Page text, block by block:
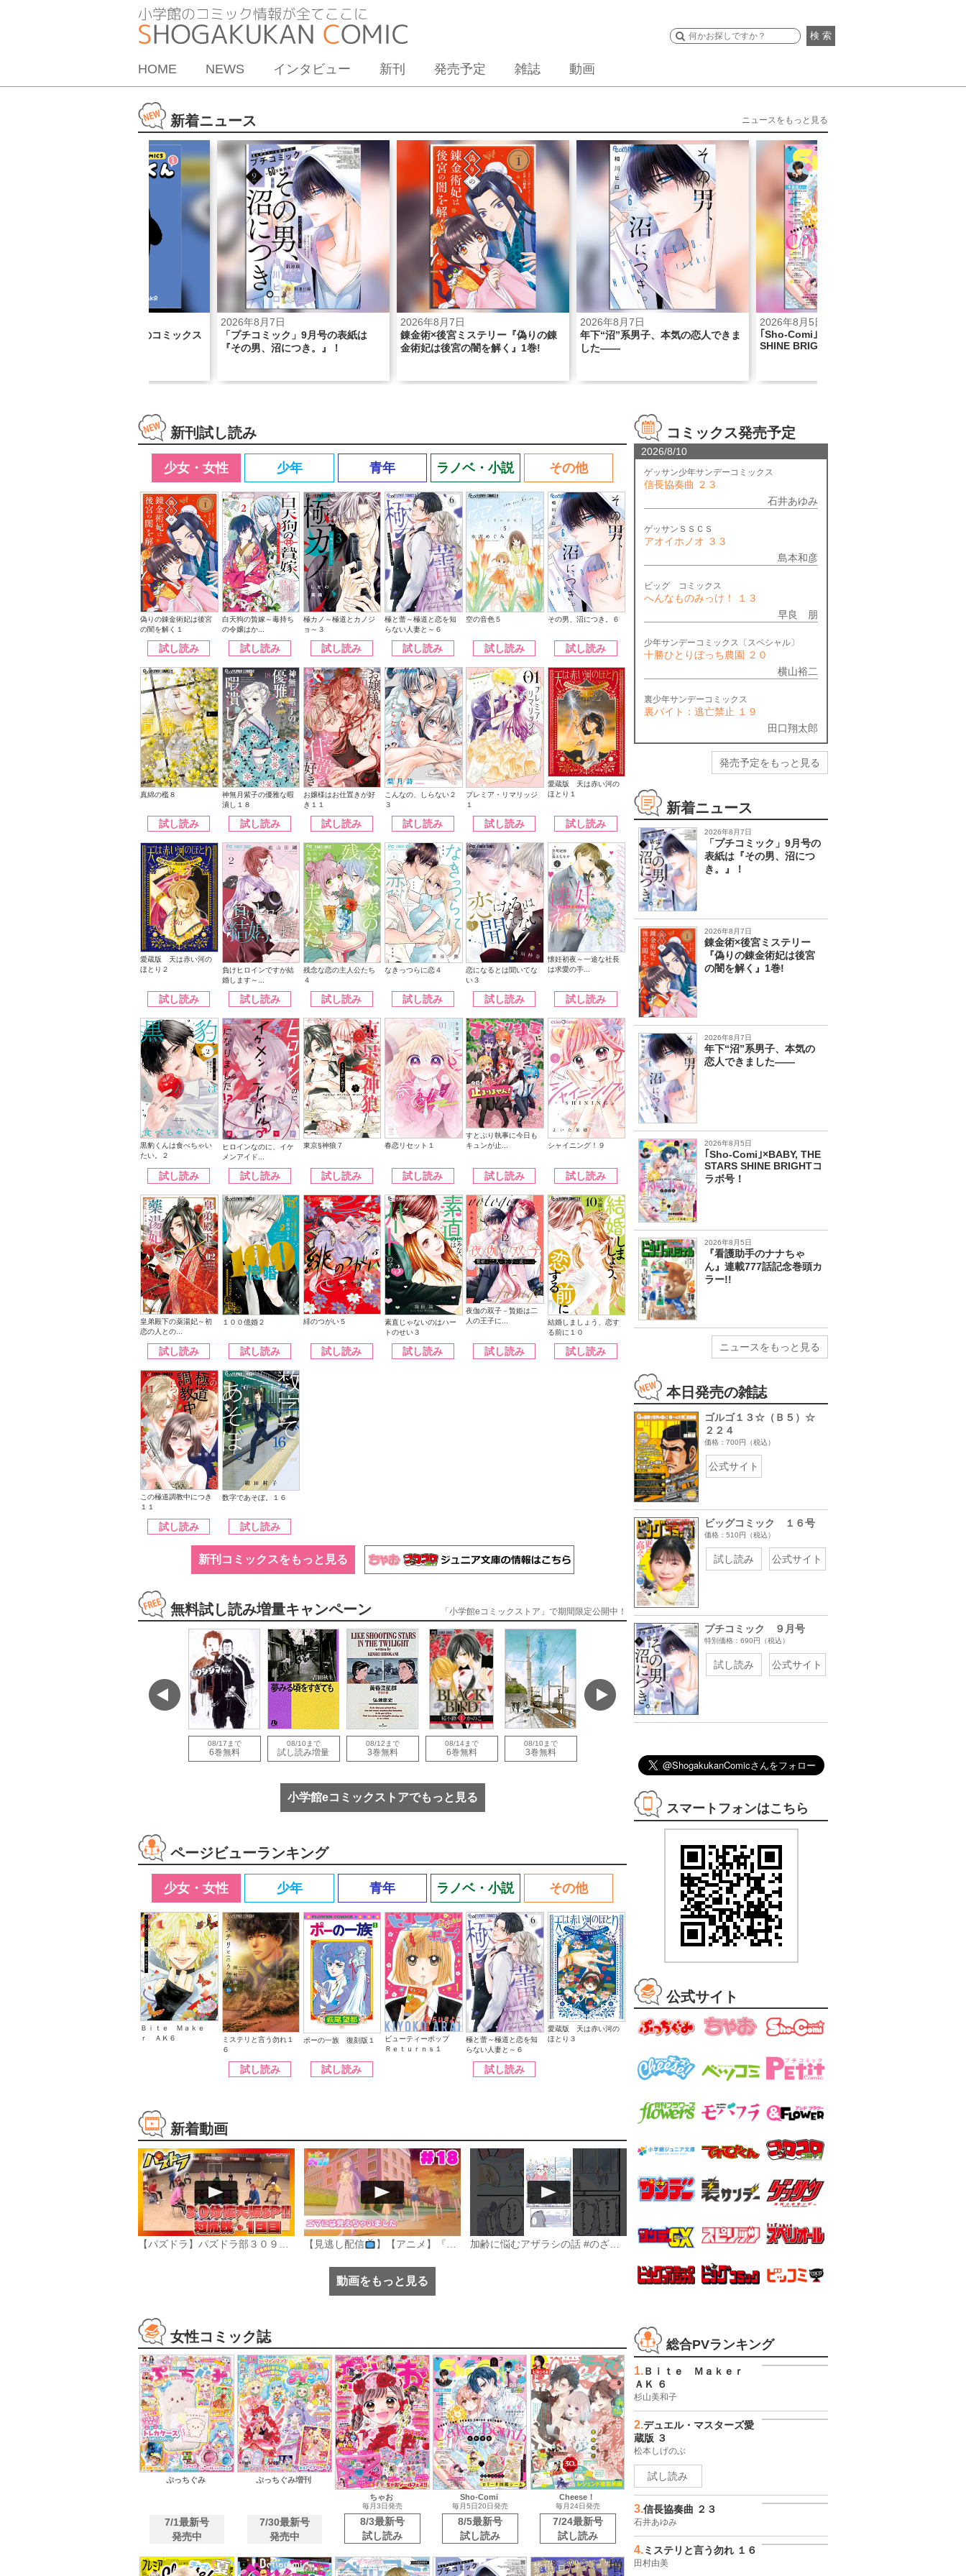
検 索
HOME NEWS インタビュー 新刊 発売予定 雑誌 動画
新着ニュース ニュースをもっと見る
「くまのまーくん」初のコミックス
2026年8月7日
「プチコミック」9月号の表紙は
『その男、沼につき。』！
2026年8月7日
錬金術×後宮ミステリー『偽りの錬
金術妃は後宮の闇を解く』1巻!
2026年8月7日
年下“沼”系男子、本気の恋人できま
した――
2026年8月5日
｢Sho-Comi｣×BABY, THE STARS
SHINE BRIGHTコラボ号！
新刊試し読み
少女・女性 少年 青年 ラノベ・小説 その他
偽りの錬金術妃は後宮
の闇を解く１
試し読み
白天狗の贄嫁～毒持ち
の令嬢はか...
試し読み
極カノ～極道とカノジ
ョ～３
試し読み
極と蕾～極道と恋を知
らない人妻と～６
試し読み
空の音色５
試し読み
その男、沼につき。６
試し読み
真綿の檻８
試し読み
神無月紫子の優雅な暇
潰し１８
試し読み
お嬢様はお仕置きが好
き１１
試し読み
こんなの、しらない２
３
試し読み
プレミア・リマリッジ
１
試し読み
愛蔵版 天は赤い河の
ほとり１
試し読み
愛蔵版 天は赤い河の
ほとり２
試し読み
負けヒロインですが結
婚します～...
試し読み
残念な恋の主人公たち
４
試し読み
なきっつらに恋４
試し読み
恋になるとは聞いてな
い３
試し読み
懐妊初夜～一途な社長
は求愛の手...
試し読み
黒豹くんは食べちゃい
たい。２
試し読み
ヒロインなのに、イケ
メンアイド...
試し読み
東京§神狼７
試し読み
春恋リセット１
試し読み
すとぷり執事に今日も
キュンが止...
試し読み
シャイニング！９
試し読み
皇弟殿下の薬湯妃～初
恋の人との...
試し読み
１００億婚２
試し読み
緋のつがい５
試し読み
素直じゃないのはハー
トのせい３
試し読み
夜伽の双子－贄姫は二
人の王子に...
試し読み
結婚しましょう、恋す
る前に１０
試し読み
この極道調教中につき
１１
試し読み
数字であそぼ。１６
試し読み
新刊コミックスをもっと見る
無料試し読み増量キャンペーン 「小学館eコミックストア」で期間限定公開中！
08/17まで
6巻無料
08/10まで
試し読み増量
08/12まで
3巻無料
08/14まで
6巻無料
08/10まで
3巻無料
小学館eコミックストアでもっと見る
ページビューランキング
少女・女性 少年 青年 ラノベ・小説 その他
Ｂｉｔｅ Ｍａｋｅ
ｒ ＡＫ６
ミステリと言う勿れ１
６
試し読み
ポーの一族 復刻版１
試し読み
ビューティーポップ
Ｒｅｔｕｒｎｓ１
極と蕾～極道と恋を知
らない人妻と～６
試し読み
愛蔵版 天は赤い河の
ほとり３
新着動画
【パズドラ】パズドラ部３０９話「第10回対抗戦1日目」 【見逃し配信 】【アニメ】『おねがいアイプリ』第１８話：エマには見えちゃいました 加齢に悩むアザラシの話 #のざらしちゃん #漫画 #サンデーうぇぶり
動画をもっと見る
女性コミック誌
ぷっちぐみ
7/1最新号
発売中
ぷっちぐみ増刊
7/30最新号
発売中
ちゃお
毎月3日発売
8/3最新号
試し読み
Sho-Comi
毎月5日20日発売
8/5最新号
試し読み
Cheese！
毎月24日発売
7/24最新号
試し読み
コミックス発売予定
2026/8/10
ゲッサン少年サンデーコミックス
信長協奏曲 ２３
石井あゆみ
ゲッサンＳＳＣＳ
アオイホノオ ３３
島本和彦
ビッグ コミックス
へんなものみっけ！ １３
早良 朋
少年サンデーコミックス〔スペシャル〕
十勝ひとりぼっち農園 ２０
横山裕二
裏少年サンデーコミックス
裏バイト：逃亡禁止 １９
田口翔太郎
発売予定をもっと見る
新着ニュース
2026年8月7日
「プチコミック」9月号の
表紙は『その男、沼につ
き。』！
2026年8月7日
錬金術×後宮ミステリー
『偽りの錬金術妃は後宮
の闇を解く』1巻!
2026年8月7日
年下“沼”系男子、本気の
恋人できました――
2026年8月5日
｢Sho-Comi｣×BABY, THE
STARS SHINE BRIGHTコ
ラボ号！
2026年8月5日
『看護助手のナナちゃ
ん』連載777話記念巻頭カ
ラー!!
ニュースをもっと見る
本日発売の雑誌
ゴルゴ１３☆（Ｂ５）☆
２２４
価格：700円（税込）
公式サイト
ビッグコミック １６号
価格：510円（税込）
試し読み 公式サイト
プチコミック ９月号
特別価格：690円（税込）
試し読み 公式サイト
スマートフォンはこちら
公式サイト
総合PVランキング
ＡＫ ６
杉山美和子
2.デュエル・マスターズ愛
蔵版 ３
試し読み